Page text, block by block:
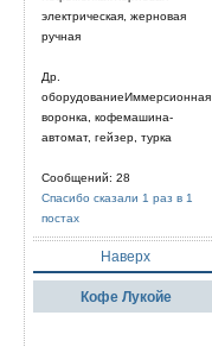
электрическая, жерновая
ручная
Др.
оборудованиеИммерсионная
воронка, кофемашина-
автомат, гейзер, турка
Сообщений: 28
Спасибо сказали 1 раз в 1
постах
Наверх
Кофе Лукойе